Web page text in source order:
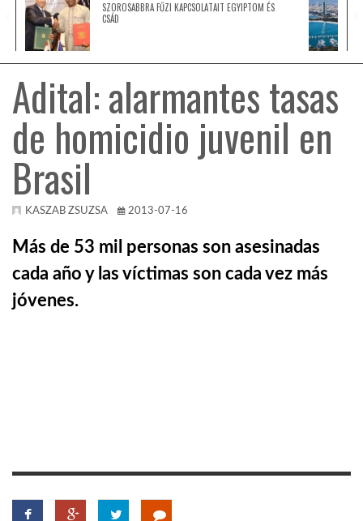
GLOBOTV BP
HÍR3D
TROPICALMAGAZIN
GLOBOTV
AFRIKA TUDÁSTÁR
A NAP SZÉPE
LATIMO.HU
SZOROSABBRA FŰZI KAPCSOLATAIT EGYIPTOM ÉS
CSÁD
Adital: alarmantes tasas
de homicidio juvenil en
Brasil
KASZAB ZSUZSA 2013-07-16
Más de 53 mil personas son asesinadas
cada año y las víctimas son cada vez más
jóvenes.